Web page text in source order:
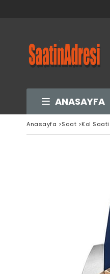
ANASAYFA
Anasayfa >Saat >Kol Saati